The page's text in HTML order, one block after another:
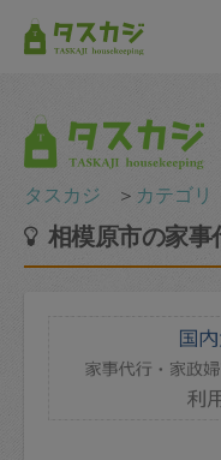
タスカジ ＞ カテゴリ
相模原市の家事